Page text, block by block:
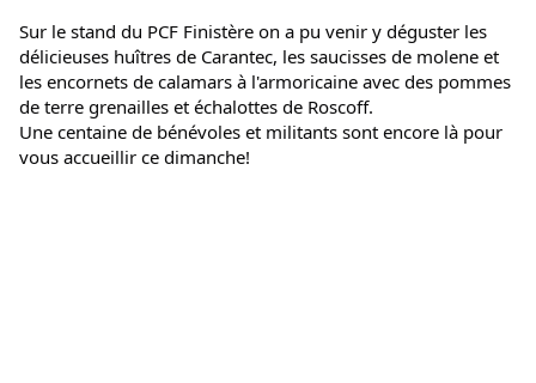
Sur le stand du PCF Finistère on a pu venir y déguster les
délicieuses huîtres de Carantec, les saucisses de molene et
les encornets de calamars à l'armoricaine avec des pommes
de terre grenailles et échalottes de Roscoff.
Une centaine de bénévoles et militants sont encore là pour
vous accueillir ce dimanche!